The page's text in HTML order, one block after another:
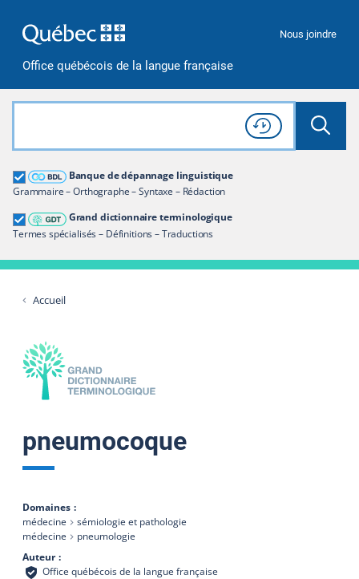
Office québécois de la langue française
Nous joindre
Rechercher dans tout le site
Lancer
Consulter l'
Historique
de recherche
Banque de dépannage linguistique
Grammaire – Orthographe – Syntaxe – Rédaction
Grand dictionnaire terminologique
Termes spécialisés – Définitions – Traductions
Grand dictionnaire terminologique
Restreindre aux termes
Accueil
pneumocoque
Domaines
médecine
sémiologie et pathologie
médecine
pneumologie
Auteur
Office québécois de la langue française